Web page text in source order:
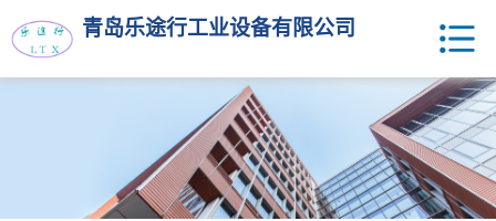
青岛乐途行工业设备有限公司